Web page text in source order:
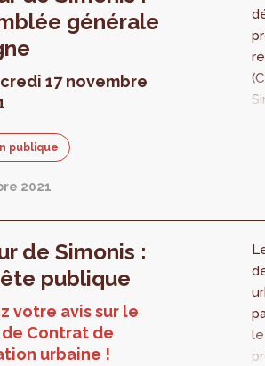
générale
17 novembre
publique
2021
de Simonis :
publique
votre avis sur le
Contrat de
urbaine !